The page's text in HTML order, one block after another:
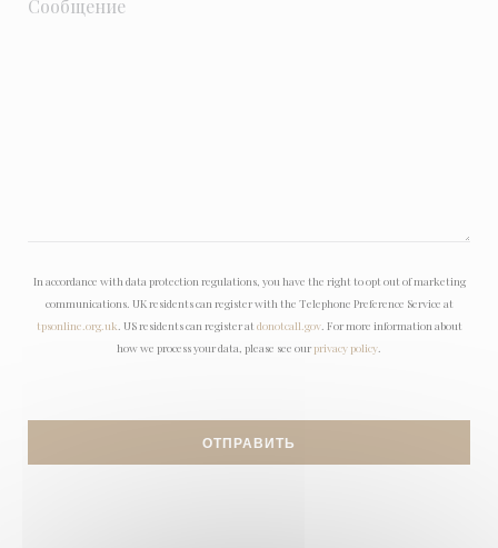
In accordance with data protection regulations, you have the right to opt out of marketing
communications. UK residents can register with the Telephone Preference Service at
tpsonline.org.uk . US residents can register at donotcall.gov. For more information about
how we process your data, please see our privacy policy